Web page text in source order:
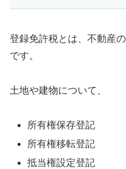
登録免許税とは、不動産
です。
土地や建物について、
所有権保存登記
所有権移転登記
抵当権設定登記